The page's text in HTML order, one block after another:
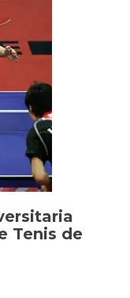
Tenis de